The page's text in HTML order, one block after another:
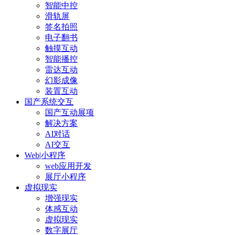
智能中控
滑轨屏
签名拍照
电子翻书
触摸互动
智能播控
雷达互动
幻影成像
装置互动
国产系统交互
国产互动展项
解决方案
AI对话
AI交互
Web|小程序
web应用开发
展厅小程序
虚拟现实
增强现实
体感互动
虚拟现实
数字展厅